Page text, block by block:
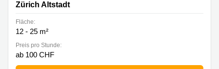
Zürich Altstadt
Fläche:
12 - 25 m²
Preis pro Stunde:
ab 100 CHF